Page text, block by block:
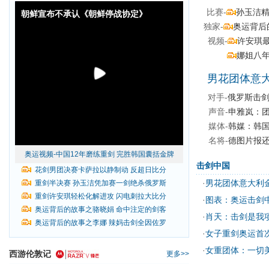
朝鲜宣布不承认《朝鲜停战协定》
奥运视频-中国12年磨练重剑 完胜韩国囊括金牌
花剑男团决赛卡萨拉以静制动 反超日比分
重剑半决赛 孙玉洁凭加赛一剑绝杀俄罗斯
重剑许安琪轻松化解进攻 闪电刺拉大比分
奥运背后的故事之骆晓娟 命中注定的剑客
奥运背后的故事之李娜 辣妈击剑全因佐罗
西游伦敦记 更多>>
比赛-
孙玉洁
独家-
奥运背后
视频-
许安琪
娜姐八
男花团体意
对手-俄罗斯击
声音-申雅岚：
媒体-韩媒：韩
名将-德图片报
击剑中国
·男花团体意大利
·图表：奥运击剑
·肖天：击剑是我
·女子重剑奥运首
·女重团体：一切